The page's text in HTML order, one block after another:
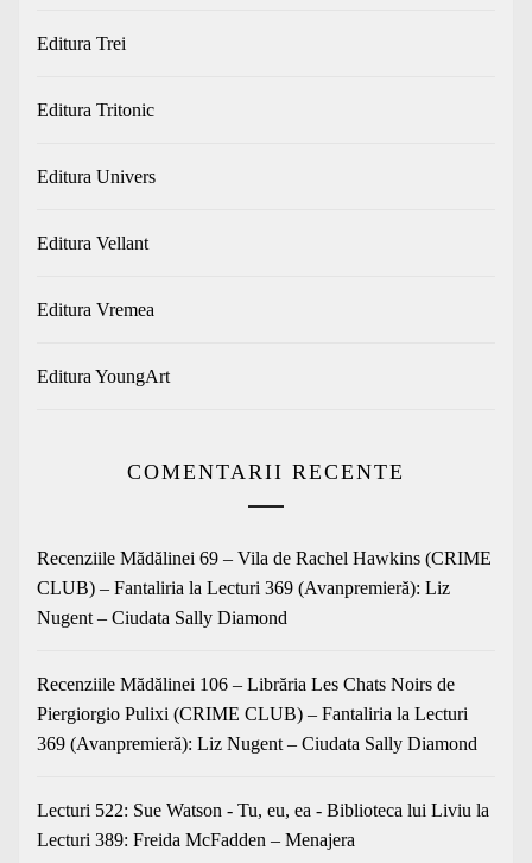
Editura Trei
Editura Tritonic
Editura Univers
Editura Vellant
Editura Vremea
Editura YoungArt
COMENTARII RECENTE
Recenziile Mădălinei 69 – Vila de Rachel Hawkins (CRIME
CLUB) – Fantaliria la Lecturi 369 (Avanpremieră): Liz
Nugent – Ciudata Sally Diamond
Recenziile Mădălinei 106 – Librăria Les Chats Noirs de
Piergiorgio Pulixi (CRIME CLUB) – Fantaliria la Lecturi
369 (Avanpremieră): Liz Nugent – Ciudata Sally Diamond
Lecturi 522: Sue Watson - Tu, eu, ea - Biblioteca lui Liviu la
Lecturi 389: Freida McFadden – Menajera